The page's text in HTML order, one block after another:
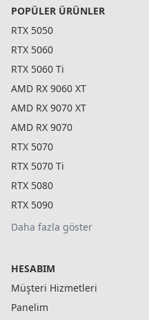
POPÜLER ÜRÜNLER
RTX 5050
RTX 5060
RTX 5060 Ti
AMD RX 9060 XT
AMD RX 9070 XT
AMD RX 9070
RTX 5070
RTX 5070 Ti
RTX 5080
RTX 5090
Daha fazla göster
HESABIM
Müşteri Hizmetleri
Panelim